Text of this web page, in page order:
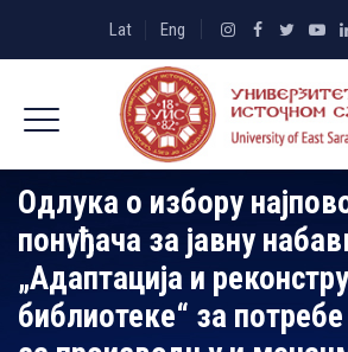
Lat Eng
Одлука о избору
понуђача за јавну
„Адаптација и
библиотеке“ за